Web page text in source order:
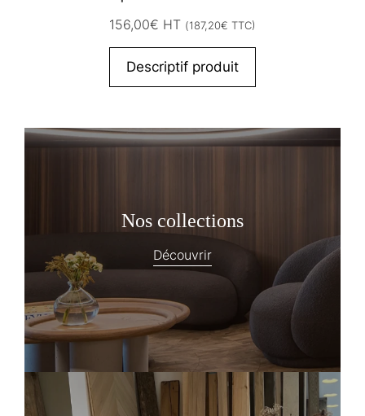
156,00€ HT (187,20€ TTC)
Descriptif produit
Nos collections
Découvrir